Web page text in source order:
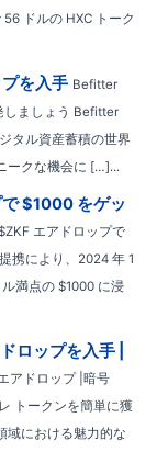
ドルの HXC トーク
を入手 Befitter
しましょう Befitter
タル資産蓄積の世界
ークな機会に […]...
$1000 をゲッ
エアドロップで
携により、2024 年 1
満点の $1000 に浸
ロップを入手 |
アドロップ |暗号
トークンを簡単に獲
域における魅力的な